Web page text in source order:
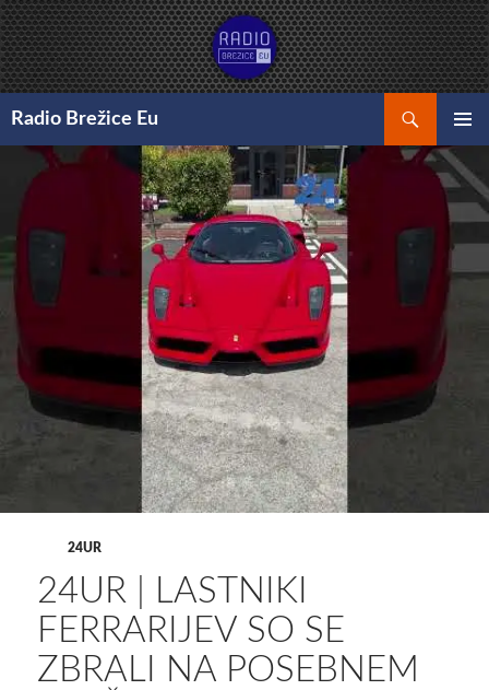
Preskoči
na
vsebino
Radio Brežice Eu
GLAVNI
MENI
24UR
24UR | LASTNIKI
FERRARIJEV SO SE
ZBRALI NA POSEBNEM